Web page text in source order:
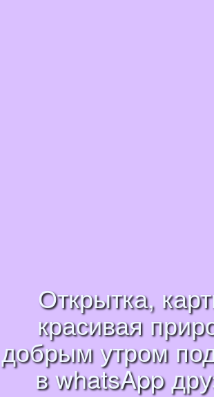
Открытка,
красивая
добрым утром
в whatsApp